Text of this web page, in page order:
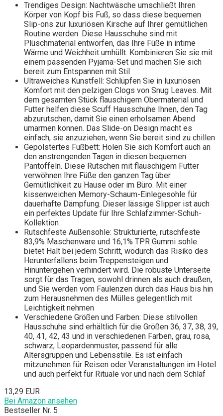
Trendiges Design: Nachtwäsche umschließt Ihren
Körper von Kopf bis Fuß, so dass diese bequemen
Slip-ons zur luxuriösen Kirsche auf Ihrer gemütlichen
Routine werden. Diese Hausschuhe sind mit
Plüschmaterial entworfen, das Ihre Füße in intime
Wärme und Weichheit umhüllt. Kombinieren Sie sie mit
einem passenden Pyjama-Set und machen Sie sich
bereit zum Entspannen mit Stil
Ultraweiches Kunstfell: Schlüpfen Sie in luxuriösen
Komfort mit den pelzigen Clogs von Snug Leaves. Mit
dem gesamten Stück flauschigem Obermaterial und
Futter helfen diese Scuff Hausschuhe Ihnen, den Tag
abzurutschen, damit Sie einen erholsamen Abend
umarmen können. Das Slide-on Design macht es
einfach, sie anzuziehen, wenn Sie bereit sind zu chillen
Gepolstertes Fußbett: Holen Sie sich Komfort auch an
den anstrengenden Tagen in diesen bequemen
Pantoffeln. Diese Rutschen mit flauschigem Futter
verwöhnen Ihre Füße den ganzen Tag über
Gemütlichkeit zu Hause oder im Büro. Mit einer
kissenweichen Memory-Schaum-Einlegesohle für
dauerhafte Dämpfung. Dieser lässige Slipper ist auch
ein perfektes Update für Ihre Schlafzimmer-Schuh-
Kollektion
Rutschfeste Außensohle: Strukturierte, rutschfeste
83,9% Maschenware und 16,1% TPR Gummi sohle
bietet Halt bei jedem Schritt, wodurch das Risiko des
Herunterfallens beim Treppensteigen und
Hinuntergehen verhindert wird. Die robuste Unterseite
sorgt für das Tragen, sowohl drinnen als auch draußen,
und Sie werden vom Faulenzen durch das Haus bis hin
zum Herausnehmen des Mülles gelegentlich mit
Leichtigkeit nehmen
Verschiedene Größen und Farben: Diese stilvollen
Hausschuhe sind erhältlich für die Größen 36, 37, 38, 39,
40, 41, 42, 43 und in verschiedenen Farben, grau, rosa,
schwarz, Leopardenmuster, passend für alle
Altersgruppen und Lebensstile. Es ist einfach
mitzunehmen für Reisen oder Veranstaltungen im Hotel
und auch perfekt für Rituale vor und nach dem Schlaf
13,29 EUR
Bei Amazon ansehen
Bestseller Nr. 5